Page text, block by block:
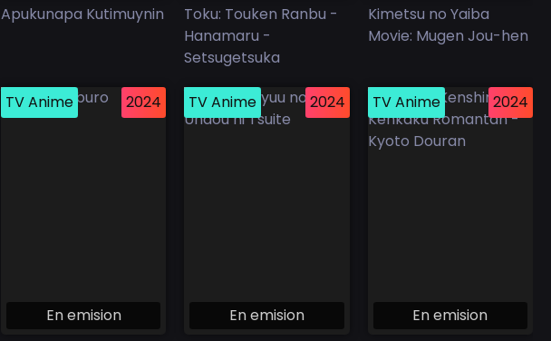
Apukunapa Kutimuynin
Toku: Touken Ranbu -
Hanamaru -
Setsugetsuka
Kimetsu no Yaiba
Movie: Mugen Jou-hen
TV Anime 2024
En emision
TV Anime 2024
En emision
TV Anime 2024
En emision